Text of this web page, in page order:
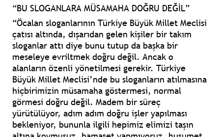
“BU SLOGANLARA MÜSAMAHA DOĞRU DEĞİL”
“Öcalan sloganlarının Türkiye Büyük Millet Meclisi
çatısı altında, dışarıdan gelen kişiler bir takım
sloganlar attı diye bunu tutup da başka bir
meseleye evriltmek doğru değil. Ancak o
alanların özenli yönetilmesi gerekir. Türkiye
Büyük Millet Meclisi’nde bu sloganların atılmasına
hiçbirimizin müsamaha göstermesi, normal
görmesi doğru değil. Madem bir süreç
yürütülüyor, adım adım doğru işler yapılması
bekleniyor, bununla ilgili hepimiz elimizi taşın